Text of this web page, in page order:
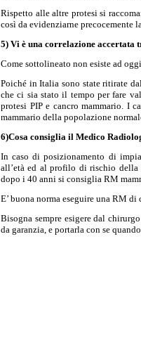
Rispetto alle altre protesi si
così da evidenziarne precocemente
5) Vi è una correlazione accertata
Come sottolineato non esiste ad
Poiché in Italia sono state ritirate
che ci sia stato il tempo per fare
protesi PIP e cancro mammario. I
mammario della popolazione
6)Cosa consiglia il Medico
In caso di posizionamento di
all’età ed al profilo di rischio della
dopo i 40 anni si consiglia RM
E’ buona norma eseguire una RM
Bisogna sempre esigere dal
da garanzia, e portarla con se